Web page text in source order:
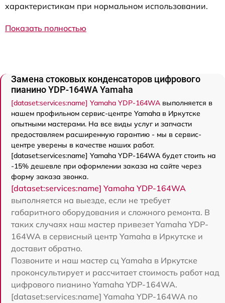
характеристикам при нормальном использовании.
Показать полностью
Замена стоковых конденсаторов цифрового
пианино YDP-164WA Yamaha
[dataset:services:name] Yamaha YDP-164WA выполняется в
нашем профильном сервис-центре Yamaha в Иркутске
опытными мастерами. На все виды услуг и запчасти
предоставляем расширенную гарантию - мы в сервис-
центре уверены в качестве наших работ.
[dataset:services:name] Yamaha YDP-164WA будет стоить на
-15% дешевле при оформлении заказа на сайте через
форму заказа звонка.
[dataset:services:name] Yamaha YDP-164WA
выполняется на выезде, если не требует
габаритного оборудования и сложного ремонта. В
таких случаях наш мастер привезет Yamaha YDP-
164WA в сервисный центр Yamaha в Иркутске и
доставит обратно.
Позвоните и наш мастер сц Yamaha в Иркутске
проконсультирует и рассчитает стоимость работ над
цифрового пианино Yamaha YDP-164WA.
[dataset:services:name] Yamaha YDP-164WA по